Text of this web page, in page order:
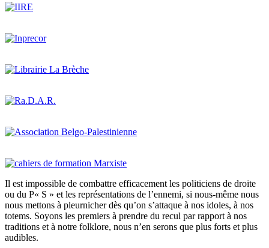
Il est impossible de combattre efficacement les politiciens de droite
ou du P« S » et les représentations de l’ennemi, si nous-même nous
nous mettons à pleurnicher dès qu’on s’attaque à nos idoles, à nos
totems. Soyons les premiers à prendre du recul par rapport à nos
traditions et à notre folklore, nous n’en serons que plus forts et plus
audibles.